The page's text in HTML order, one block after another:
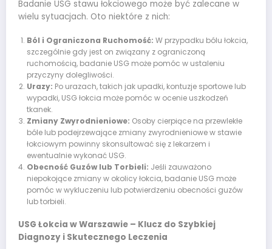
Badanie USG stawu łokciowego może być zalecane w
wielu sytuacjach. Oto niektóre z nich:
Ból i Ograniczona Ruchomość: W przypadku bólu łokcia,
szczególnie gdy jest on związany z ograniczoną
ruchomością, badanie USG może pomóc w ustaleniu
przyczyny dolegliwości.
Urazy: Po urazach, takich jak upadki, kontuzje sportowe lub
wypadki, USG łokcia może pomóc w ocenie uszkodzeń
tkanek.
Zmiany Zwyrodnieniowe: Osoby cierpiące na przewlekłe
bóle lub podejrzewające zmiany zwyrodnieniowe w stawie
łokciowym powinny skonsultować się z lekarzem i
ewentualnie wykonać USG.
Obecność Guzów lub Torbieli: Jeśli zauważono
niepokojące zmiany w okolicy łokcia, badanie USG może
pomóc w wykluczeniu lub potwierdzeniu obecności guzów
lub torbieli.
USG Łokcia w Warszawie – Klucz do Szybkiej
Diagnozy i Skutecznego Leczenia